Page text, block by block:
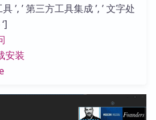
’, ’ 第三方工具集成 ’, ’ 文字处
安装